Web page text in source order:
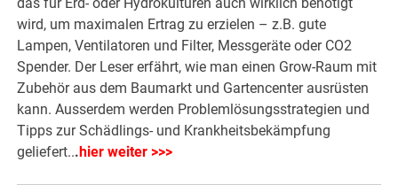
wird, um maximalen Ertrag zu erzielen – z.B. gute
Lampen, Ventilatoren und Filter, Messgeräte oder CO2
Spender. Der Leser erfährt, wie man einen Grow-Raum mit
Zubehör aus dem Baumarkt und Gartencenter ausrüsten
kann. Ausserdem werden Problemlösungsstrategien und
Tipps zur Schädlings- und Krankheitsbekämpfung
geliefert... hier weiter >>>